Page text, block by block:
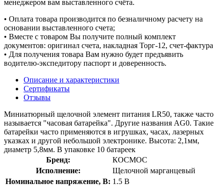
менеджером вам выставленного счёта.
• Оплата товара производится по безналичному расчету на
основании выставленного счета;
• Вместе с товаром Вы получите полный комплект
документов: оригинал счета, накладная Торг-12, счет-фактура
• Для получения товара Вам нужно будет предъявить
водителю-экспедитору паспорт и доверенность.
Описание и характеристики
Сертификаты
Отзывы
Миниатюрный щелочной элемент питания LR50, также часто
называется "часовая батарейка". Другие названия AG0. Такие
батарейки часто применяются в игрушках, часах, лазерных
указках и другой небольшой электронике. Высота: 2,1мм,
диаметр 5,8мм. В упаковке 10 батареек
Бренд:
КОСМОС
Исполнение:
Щелочной марганцевый
Номинальное напряжение, В: 1.5 В